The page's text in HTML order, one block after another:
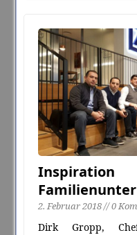
Inspiration
2. Februar 2018 // 0
Dirk Gropp,